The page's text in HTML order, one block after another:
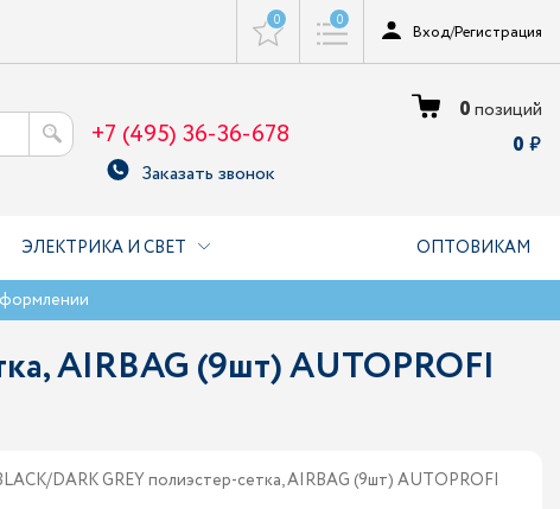
0 0
Вход/Регистрация
+7 (495) 36-36-678
Заказать звонок
0позиций
0
ЭЛЕКТРИКА И СВЕТ ОПТОВИКАМ
AIRBAG (9шт) AUTOPROFI
DARK GREY полиэстер-сетка, AIRBAG (9шт) AUTOPROFI